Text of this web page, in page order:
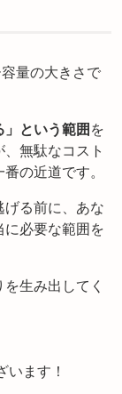
量の大きさで
」という範囲 を
無駄なコスト
の近道です。
げる前に、あな
に必要な範囲を
生み出してく
います！